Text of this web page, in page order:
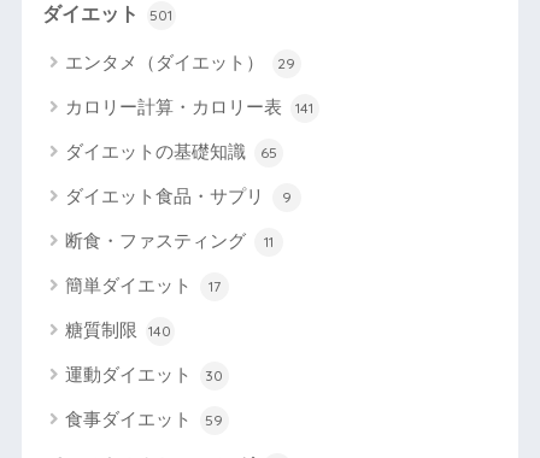
ダイエット 501
エンタメ（ダイエット） 29
カロリー計算・カロリー表 141
ダイエットの基礎知識 65
ダイエット食品・サプリ 9
断食・ファスティング 11
簡単ダイエット 17
糖質制限 140
運動ダイエット 30
食事ダイエット 59